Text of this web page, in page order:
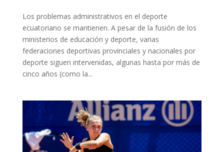
Los problemas administrativos en el deporte
ecuatoriano se mantienen. A pesar de la fusión de los
ministerios de educación y deporte, varias
federaciones deportivas provinciales y nacionales por
deporte siguen intervenidas, algunas hasta por más de
cinco años (como la...